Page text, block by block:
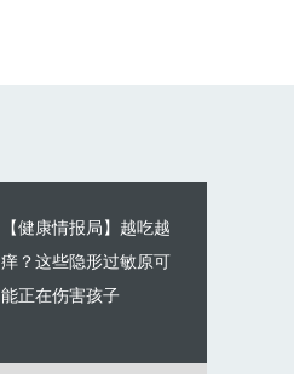
【健康情报局】越吃越
痒？这些隐形过敏原可
能正在伤害孩子